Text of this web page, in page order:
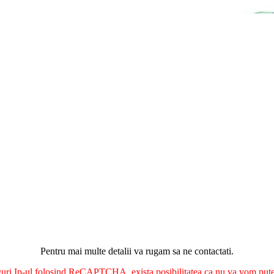
Pentru mai multe detalii va rugam sa ne contactati.
Ip-ul folosind ReCAPTCHA, exista posibilitatea ca nu va vom